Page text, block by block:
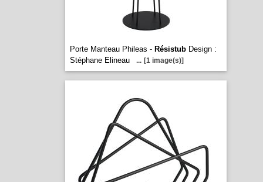
Porte Manteau Phileas - RésistubDesign :
Stéphane Elineau
... [1 image(s)]